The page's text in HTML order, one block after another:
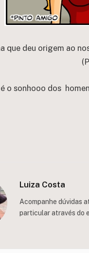
que deu origem ao
é o sonhooo dos
Luiza Costa
Acompanhe dúvidas
particular através do